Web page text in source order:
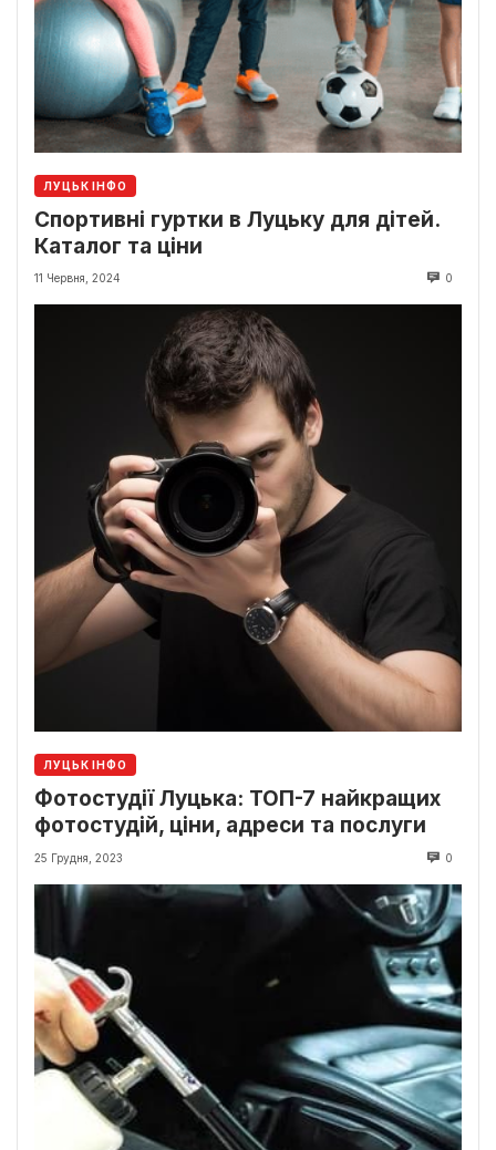
ЛУЦЬК ІНФО
Спортивні гуртки в Луцьку для дітей.
Каталог та ціни
11 Червня, 2024 0
ЛУЦЬК ІНФО
Фотостудії Луцька: ТОП-7 найкращих
фотостудій, ціни, адреси та послуги
25 Грудня, 2023 0